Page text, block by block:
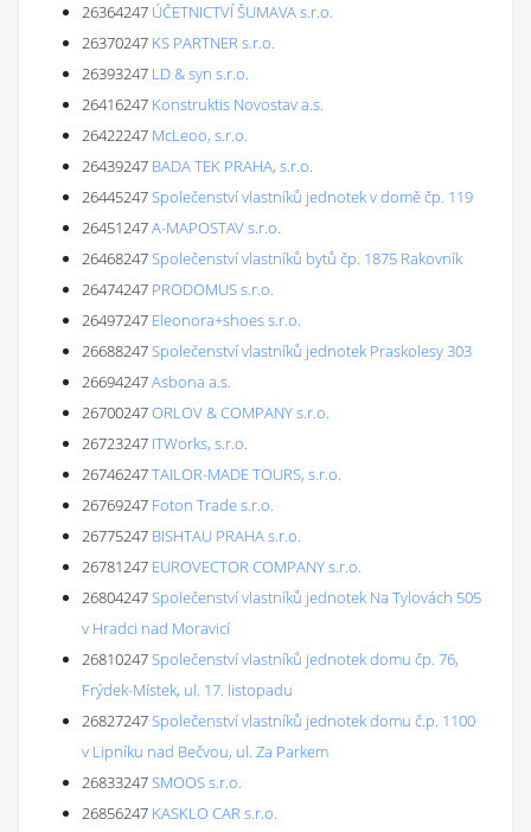
26364247 ÚČETNICTVÍ ŠUMAVA s.r.o.
26370247 KS PARTNER s.r.o.
26393247 LD & syn s.r.o.
26416247 Konstruktis Novostav a.s.
26422247 McLeoo, s.r.o.
26439247 BADA TEK PRAHA, s.r.o.
26445247Společenství vlastníků jednotek v domě čp. 119
26451247A-MAPOSTAV s.r.o.
26468247Společenství vlastníků bytů čp. 1875 Rakovník
26474247 PRODOMUS s.r.o.
26497247 Eleonora+shoes s.r.o.
26688247Společenství vlastníků jednotek Praskolesy 303
26694247Asbona a.s.
26700247ORLOV & COMPANY s.r.o.
26723247 ITWorks, s.r.o.
26746247TAILOR-MADE TOURS, s.r.o.
26769247 Foton Trade s.r.o.
26775247 BISHTAU PRAHA s.r.o.
26781247 EUROVECTOR COMPANY s.r.o.
26804247Společenství vlastníků jednotek Na Tylovách 505
v Hradci nad Moravicí
26810247Společenství vlastníků jednotek domu čp. 76,
Frýdek-Místek, ul. 17. listopadu
26827247Společenství vlastníků jednotek domu č.p. 1100
v Lipníku nad Bečvou, ul. Za Parkem
26833247SMOOS s.r.o.
26856247 KASKLO CAR s.r.o.